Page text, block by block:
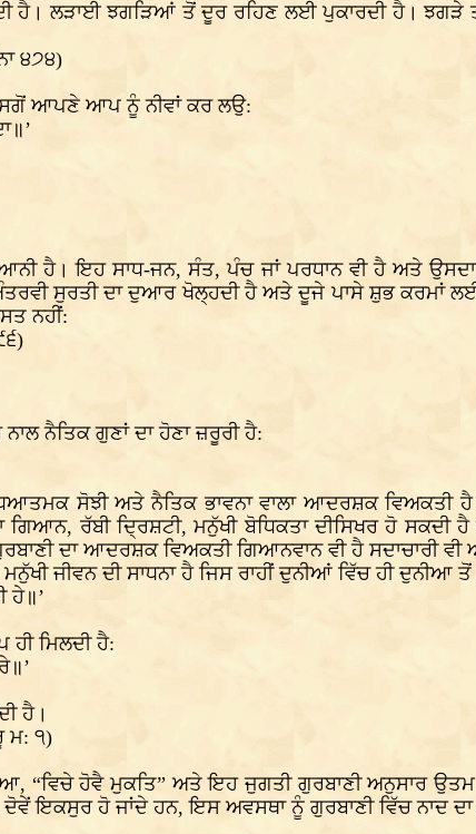
ਹੈ। ਲੜਾਈ ਝਗੜਿਆਂ ਤੋਂ ਦੂਰ ਰਹਿਣ ਲਈ ਪੁਕਾਰਦੀ ਹੈ।
੪੭੪)
ਆਪਣੇ ਆਪ ਨੂੰ ਨੀਵਾਂ ਕਰ ਲਉ:
ਹੈ। ਇਹ ਸਾਧ-ਜਨ, ਸੰਤ, ਪੰਚ ਜਾਂ ਪਰਧਾਨ ਵੀ ਹੈ ਅਤੇ
ਸੁਰਤੀ ਦਾ ਦੁਆਰ ਖੋਲ੍ਹਦੀ ਹੈ ਅਤੇ ਦੂਜੇ ਪਾਸੇ ਸ਼ੁਭ ਕਰਮਾਂ
ਨਹੀਂ:
ਨਾਲ ਨੈਤਿਕ ਗੁਣਾਂ ਦਾ ਹੋਣਾ ਜ਼ਰੂਰੀ ਹੈ:
ਸੋਝੀ ਅਤੇ ਨੈਤਿਕ ਭਾਵਨਾ ਵਾਲਾ ਆਦਰਸ਼ਕ ਵਿਅਕਤੀ
ਗਿਆਨ, ਰੱਬੀ ਦ੍ਰਿਸ਼ਟੀ, ਮਨੁੱਖੀ ਬੋਧਿਕਤਾ ਦੀਸਿਖਰ ਹੋ
ਦਾ ਆਦਰਸ਼ਕ ਵਿਅਕਤੀ ਗਿਆਨਵਾਨ ਵੀ ਹੈ ਸਦਾਚਾਰੀ ਵੀ
ਮਨੁੱਖੀ ਜੀਵਨ ਦੀ ਸਾਧਨਾ ਹੈ ਜਿਸ ਰਾਹੀਂ ਦੁਨੀਆਂ ਵਿੱਚ ਹੀ
ਹੇ॥’
ਮਿਲਦੀ ਹੈ:
ਹੈ।
ਮ: ੧)
“ਵਿਚੇ ਹੋਵੈ ਮੁਕਤਿ” ਅਤੇ ਇਹ ਜੁਗਤੀ ਗੁਰਬਾਣੀ ਅਨੁਸਾਰ ਉਤਮ
ਇਕਸੁਰ ਹੋ ਜਾਂਦੇ ਹਨ, ਇਸ ਅਵਸਥਾ ਨੂੰ ਗੁਰਬਾਣੀ ਵਿੱਚ ਨਾਦ